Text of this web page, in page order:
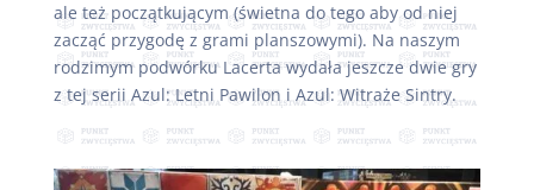
ale też początkującym (świetna do tego aby od niej
zacząć przygodę z grami planszowymi). Na naszym
rodzimym podwórku Lacerta wydała jeszcze dwie gry
z tej serii Azul: Letni Pawilon i Azul: Witraże Sintry.